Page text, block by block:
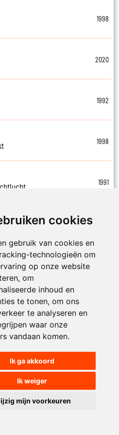
cookies
gebruik van cookies en
technologieën om
op onze website
om
inhoud en
te tonen, om ons
te analyseren en
waar onze
vandaan komen.
Ik ga akkoord
Ik weiger
mijn voorkeuren
1998
2020
1992
1998
1991
terug